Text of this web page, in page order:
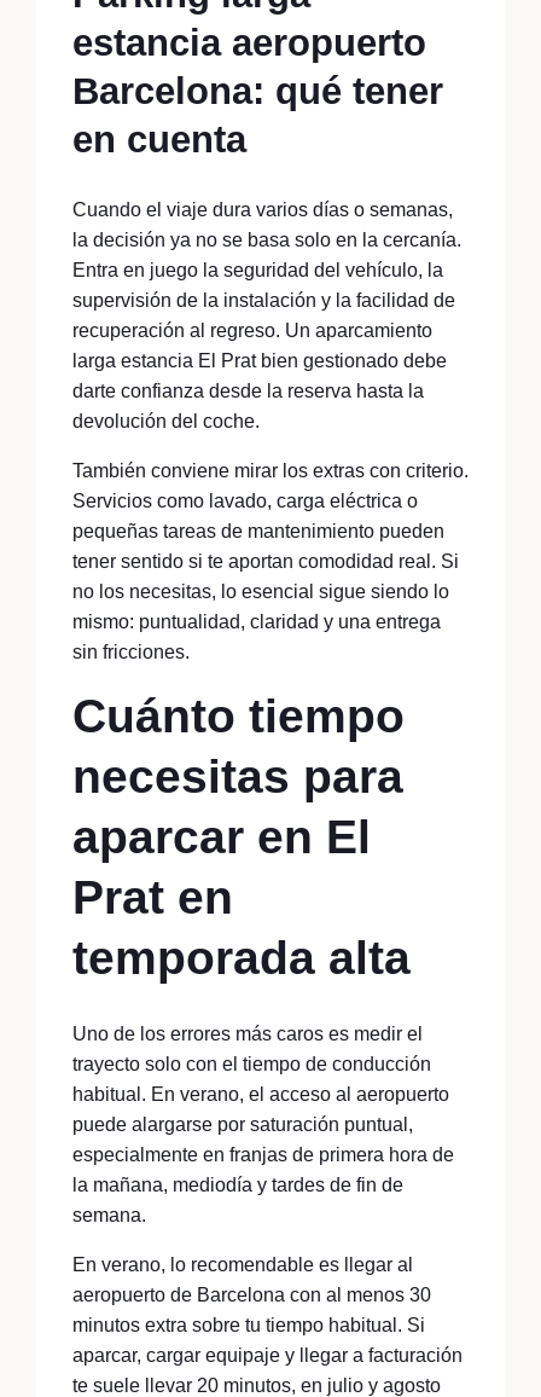
estancia aeropuerto
Barcelona: qué tener
en cuenta
Cuando el viaje dura varios días o semanas,
la decisión ya no se basa solo en la cercanía.
Entra en juego la seguridad del vehículo, la
supervisión de la instalación y la facilidad de
recuperación al regreso. Un aparcamiento
larga estancia El Prat bien gestionado debe
darte confianza desde la reserva hasta la
devolución del coche.
También conviene mirar los extras con criterio.
Servicios como lavado, carga eléctrica o
pequeñas tareas de mantenimiento pueden
tener sentido si te aportan comodidad real. Si
no los necesitas, lo esencial sigue siendo lo
mismo: puntualidad, claridad y una entrega
sin fricciones.
Cuánto tiempo
necesitas para
aparcar en El
Prat en
temporada alta
Uno de los errores más caros es medir el
trayecto solo con el tiempo de conducción
habitual. En verano, el acceso al aeropuerto
puede alargarse por saturación puntual,
especialmente en franjas de primera hora de
la mañana, mediodía y tardes de fin de
semana.
En verano, lo recomendable es llegar al
aeropuerto de Barcelona con al menos 30
minutos extra sobre tu tiempo habitual. Si
aparcar, cargar equipaje y llegar a facturación
te suele llevar 20 minutos, en julio y agosto